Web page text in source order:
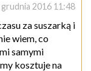
grudnia 2016 11:48
za suszarką i
wiem, co
samymi
kosztuje na